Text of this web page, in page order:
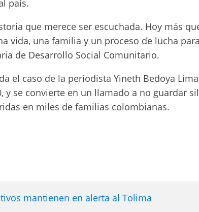
país.
que merece ser escuchada. Hoy más
vida, una familia y un proceso de lucha
de Desarrollo Social Comunitario.
el caso de la periodista Yineth Bedoya
y se convierte en un llamado a no guardar
en miles de familias colombianas.
mantienen en alerta al Tolima